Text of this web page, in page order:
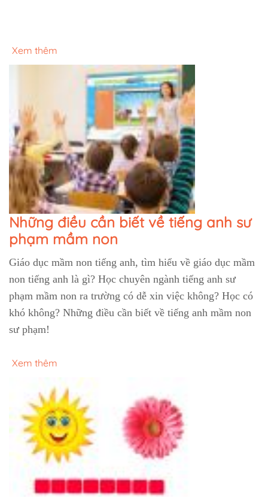
Xem thêm
Những điều cần biết về tiếng anh sư
phạm mầm non
Giáo dục mầm non tiếng anh, tìm hiểu về giáo dục mầm
non tiếng anh là gì? Học chuyên ngành tiếng anh sư
phạm mầm non ra trường có dễ xin việc không? Học có
khó không? Những điều cần biết về tiếng anh mầm non
sư phạm!
Xem thêm